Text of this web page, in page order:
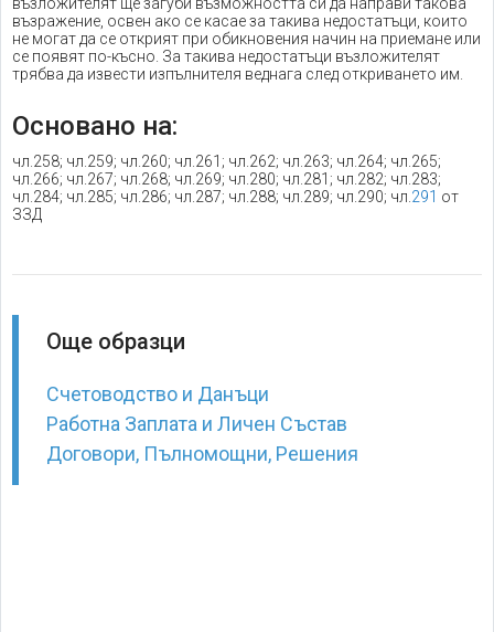
възложителят ще загуби възможността си да направи такова
възражение, освен ако се касае за такива недостатъци, които
не могат да се открият при обикновения начин на приемане или
се появят по-късно. За такива недостатъци възложителят
трябва да извести изпълнителя веднага след откриването им.
Основано на:
чл.258; чл.259; чл.260; чл.261; чл.262; чл.263; чл.264; чл.265;
чл.266; чл.267; чл.268; чл.269; чл.280; чл.281; чл.282; чл.283;
чл.284; чл.285; чл.286; чл.287; чл.288; чл.289; чл.290; чл.291 от
ЗЗД
Още образци
Счетоводство и Данъци
Работна Заплата и Личен Състав
Договори, Пълномощни, Решения